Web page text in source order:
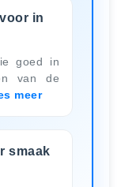
in
goed in
van de
meer
smaak